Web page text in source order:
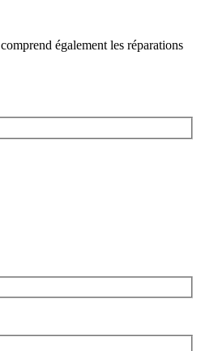
également les réparations